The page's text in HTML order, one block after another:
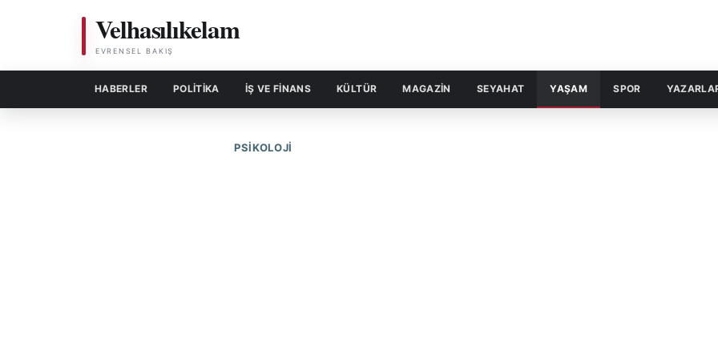
Velhasılıkelam
EVRENSEL BAKIŞ
HABERLER POLITIKA İŞ VE FİNANS KÜLTÜR MAGAZİN SEYAHAT YAŞAM SPOR
PSIKOLOJI